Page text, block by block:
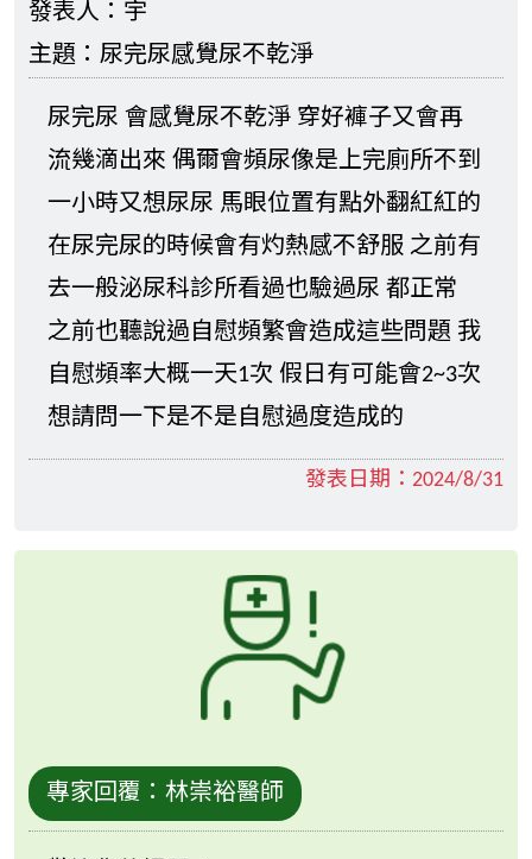
發表人： 宇
主題： 尿完尿感覺尿不乾淨
尿完尿 會感覺尿不乾淨 穿好褲子又會再
流幾滴出來 偶爾會頻尿像是上完廁所不到
一小時又想尿尿 馬眼位置有點外翻紅紅的
在尿完尿的時候會有灼熱感不舒服 之前有
去一般泌尿科診所看過也驗過尿 都正常
之前也聽說過自慰頻繁會造成這些問題 我
自慰頻率大概一天1次 假日有可能會2~3次
想請問一下是不是自慰過度造成的
發表日期： 2024/8/31
專家回覆： 林崇裕醫師